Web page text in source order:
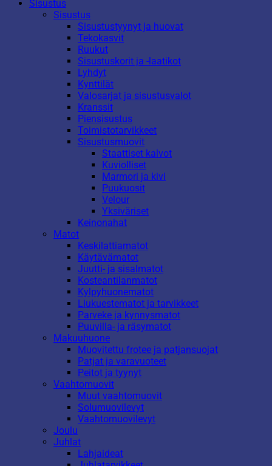
Sisustus
Sisustus
Sisustustyynyt ja huovat
Tekokasvit
Ruukut
Sisustuskorit ja -laatikot
Lyhdyt
Kynttilät
Valosarjat ja sisustusvalot
Kranssit
Piensisustus
Toimistotarvikkeet
Sisustusmuovit
Staattiset kalvot
Kuviolliset
Marmori ja kivi
Puukuosit
Velour
Yksiväriset
Keinonahat
Matot
Keskilattiamatot
Käytävämatot
Juutti- ja sisalmatot
Kosteantilanmatot
Kylpyhuonematot
Liukuestematot ja tarvikkeet
Parveke ja kynnysmatot
Puuvilla- ja räsymatot
Makuuhuone
Muovitettu frotee ja patjansuojat
Patjat ja varavuoteet
Peitot ja tyynyt
Vaahtomuovit
Muut vaahtomuovit
Solumuovilevyt
Vaahtomuovilevyt
Joulu
Juhlat
Lahjaideat